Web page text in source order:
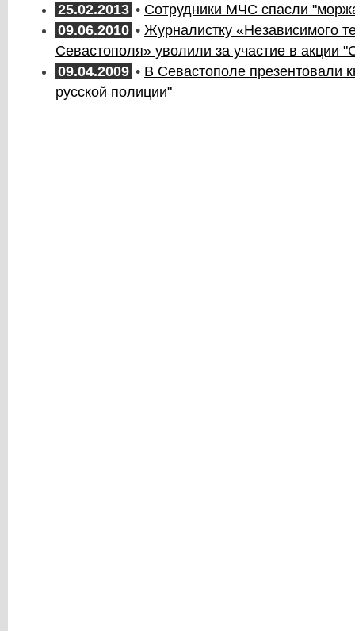
25.02.2013 • Сотрудники МЧС спасли
09.06.2010 • Журналистку «Независимого
Севастополя» уволили за участие в акции
09.04.2009 • В Севастополе презентовали
русской полиции"